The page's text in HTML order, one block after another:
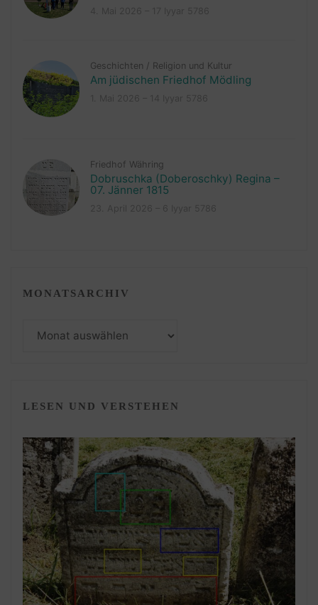
Geschichten / Religion und Kultur
Am jüdischen Friedhof Mödling
Friedhof Währing
Dobruschka (Doberoschky) Regina –
07. Jänner 1815
MONATSARCHIV
LESEN UND VERSTEHEN